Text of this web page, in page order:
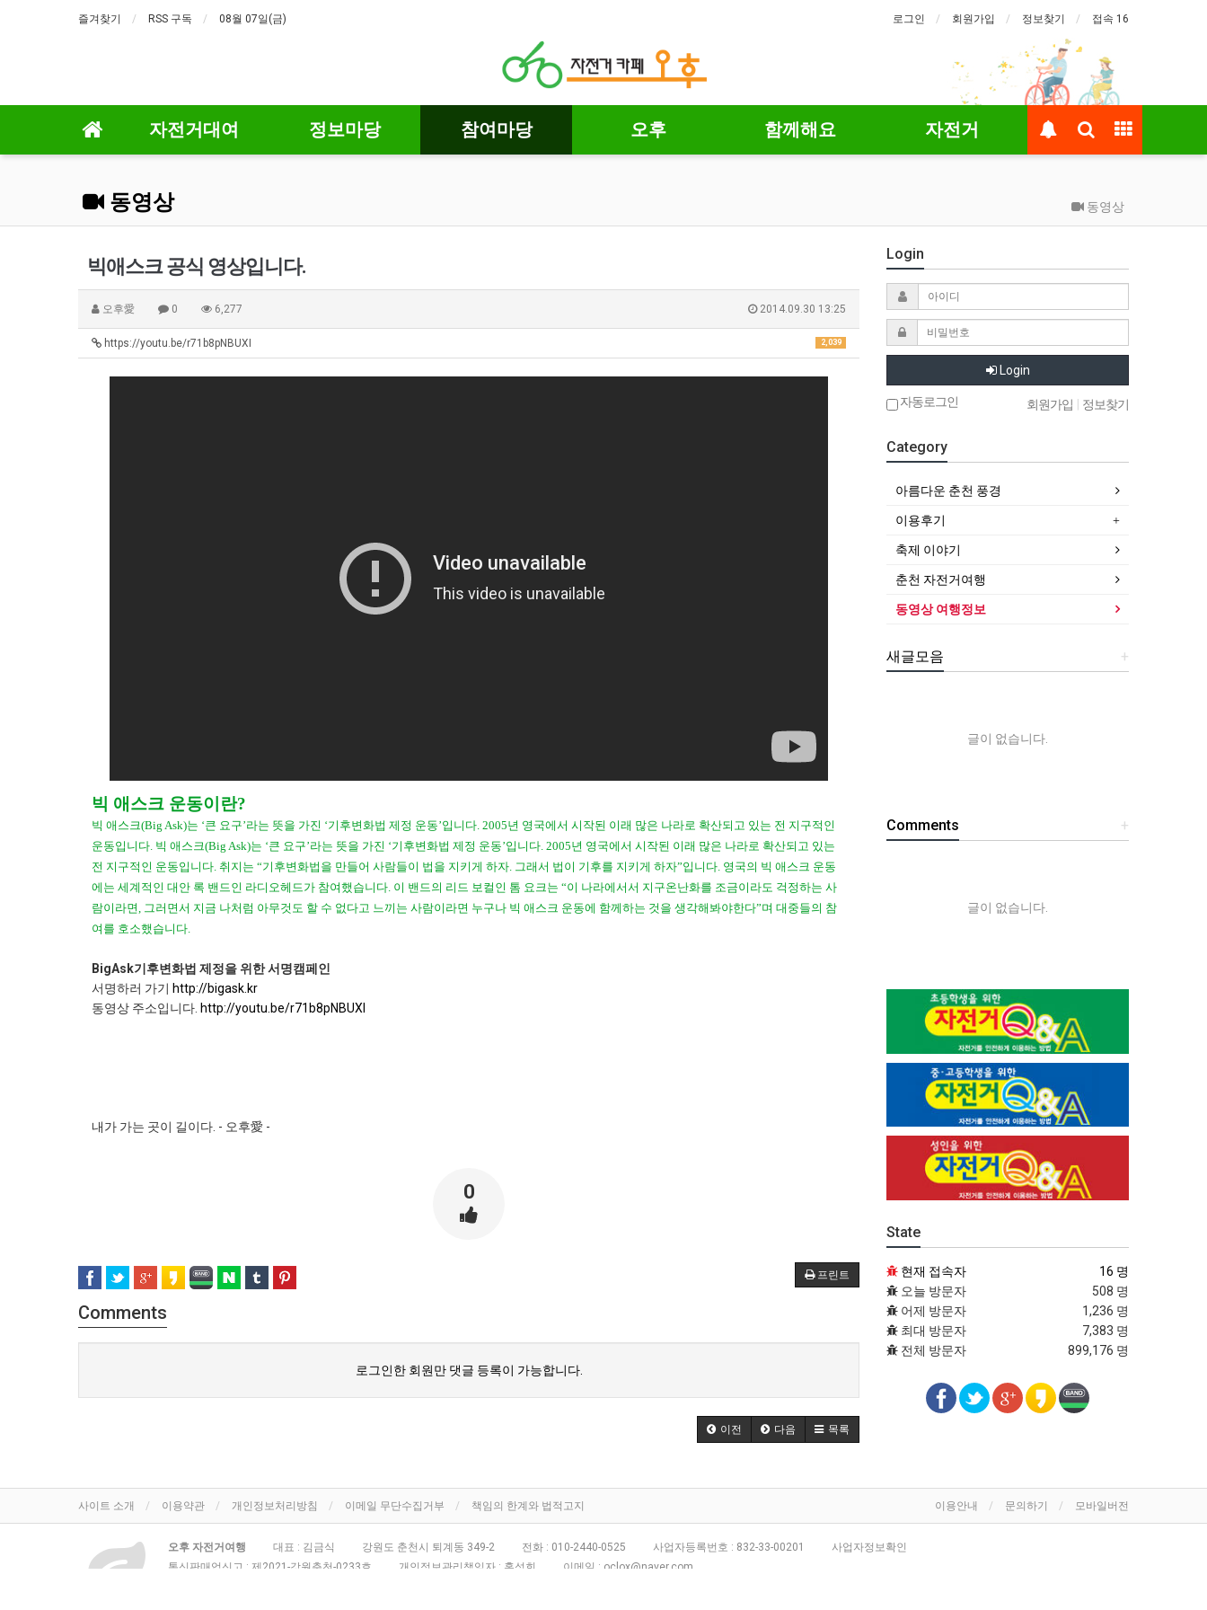
즐겨찾기 RSS 구독 08월 07일(금) 로그인 회원가입 정보찾기 접속 16
자전거대여 정보마당 참여마당 오후 함께해요 자전거
동영상 동영상
빅애스크 공식 영상입니다.
오후愛 0 6,277 2014.09.30 13:25
2,039
https://youtu.be/r71b8pNBUXI
빅 애스크 운동이란?
빅 애스크(Big Ask)는 ‘큰 요구’라는 뜻을 가진 ‘기후변화법 제정 운동’입니다. 2005년 영국에서 시작된 이래 많은 나라로 확산되고 있는 전 지구적인
운동입니다. 빅 애스크(Big Ask)는 ‘큰 요구’라는 뜻을 가진 ‘기후변화법 제정 운동’입니다. 2005년 영국에서 시작된 이래 많은 나라로 확산되고 있는
전 지구적인 운동입니다. 취지는 “기후변화법을 만들어 사람들이 법을 지키게 하자. 그래서 법이 기후를 지키게 하자”입니다. 영국의 빅 애스크 운동
에는 세계적인 대안 록 밴드인 라디오헤드가 참여했습니다. 이 밴드의 리드 보컬인 톰 요크는 “이 나라에서서 지구온난화를 조금이라도 걱정하는 사
람이라면, 그러면서 지금 나처럼 아무것도 할 수 없다고 느끼는 사람이라면 누구나 빅 애스크 운동에 함께하는 것을 생각해봐야한다”며 대중들의 참
여를 호소했습니다.
BigAsk기후변화법 제정을 위한 서명캠페인
서명하러 가기 http://bigask.kr
동영상 주소입니다. http://youtu.be/r71b8pNBUXI
내가 가는 곳이 길이다. - 오후愛 -
0
프린트
Comments
로그인한 회원만 댓글 등록이 가능합니다.
이전 다음 목록
Login
Login
자동로그인 회원가입 정보찾기
Category
아름다운 춘천 풍경
이용후기
축제 이야기
춘천 자전거여행
동영상 여행정보
+
새글모음
글이 없습니다.
+
Comments
글이 없습니다.
State
현재 접속자
16 명
오늘 방문자
508 명
어제 방문자
1,236 명
최대 방문자
7,383 명
전체 방문자
899,176 명
사이트 소개 이용약관 개인정보처리방침 이메일 무단수집거부 책임의 한계와 법적고지 이용안내 문의하기 모바일버전
오후 자전거여행 대표 : 김금식 강원도 춘천시 퇴계동 349-2 전화 : 010-2440-0525 사업자등록번호 : 832-33-00201
사업자정보확인
통신판매업신고 : 제2021-강원춘천-0233호 개인정보관리책임자 : 홍성희 이메일 : oclox@naver.com